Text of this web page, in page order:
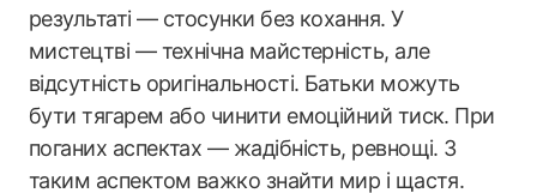
результаті — стосунки без кохання. У
мистецтві — технічна майстерність, але
відсутність оригінальності. Батьки можуть
бути тягарем або чинити емоційний тиск. При
поганих аспектах — жадібність, ревнощі. З
таким аспектом важко знайти мир і щастя.